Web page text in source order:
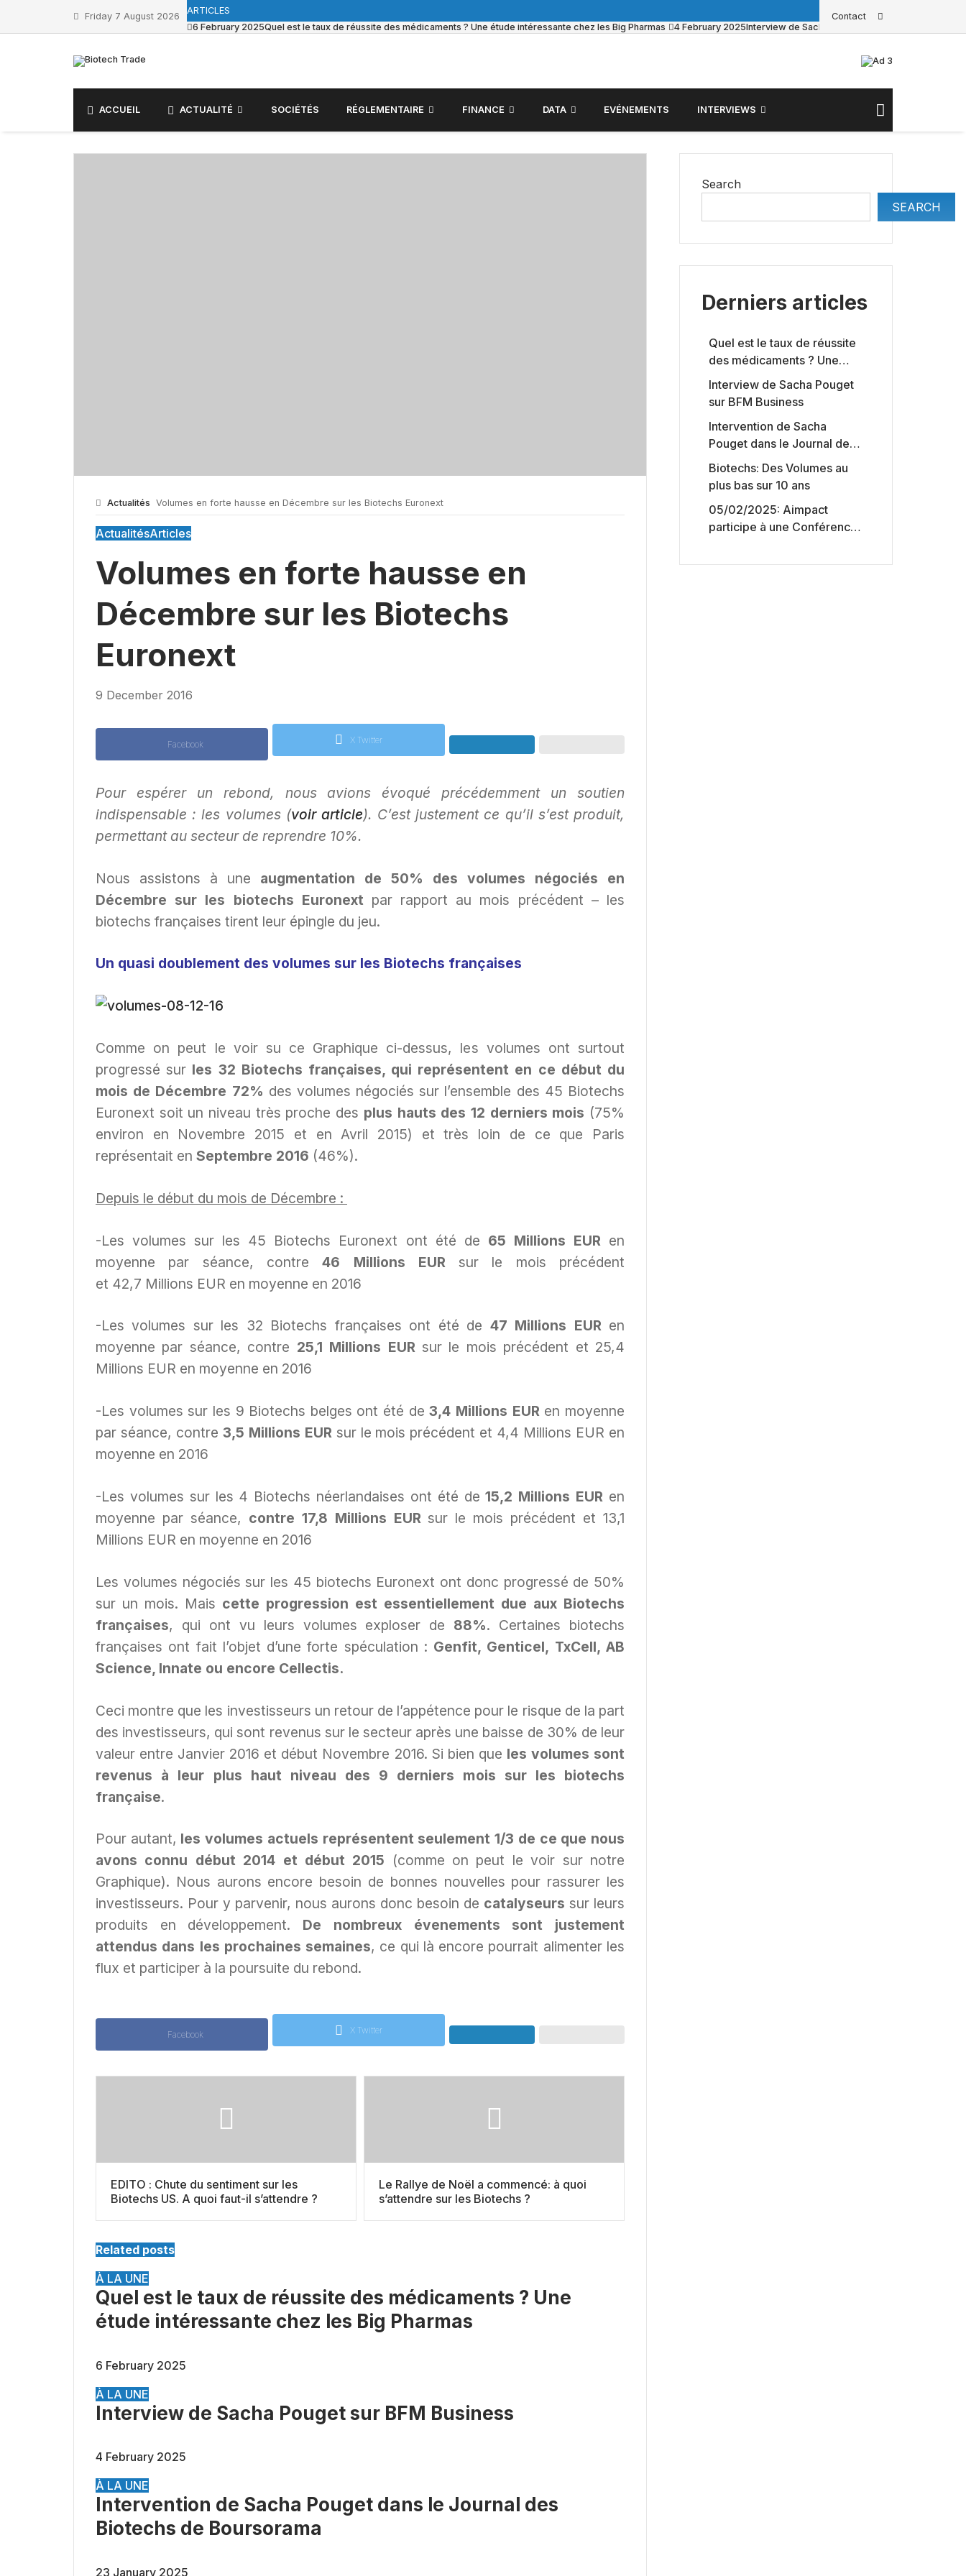
Friday 7 August 2026
ARTICLES
6 February 2025Quel est le taux de réussite des médicaments ? Une étude intéressante chez les Big Pharmas 4 February 2025Interview de Sacha Pouget sur BFM Business
Contact
ACCUEIL ACTUALITÉ SOCIÉTÉS RÉGLEMENTAIRE FINANCE DATA EVÉNEMENTS INTERVIEWS
Actualités Volumes en forte hausse en Décembre sur les Biotechs Euronext
ActualitésArticles
Volumes en forte hausse en
Décembre sur les Biotechs
Euronext
9 December 2016
Facebook X Twitter
Pour espérer un rebond, nous avions évoqué précédemment un soutien
indispensable : les volumes (voir article). C’est justement ce qu’il s’est produit,
permettant au secteur de reprendre 10%.
Nous assistons à une augmentation de 50% des volumes négociés en
Décembre sur les biotechs Euronext par rapport au mois précédent – les
biotechs françaises tirent leur épingle du jeu.
Un quasi doublement des volumes sur les Biotechs françaises
Comme on peut le voir su ce Graphique ci-dessus, les volumes ont surtout
progressé sur les 32 Biotechs françaises, qui représentent en ce début du
mois de Décembre 72% des volumes négociés sur l’ensemble des 45 Biotechs
Euronext soit un niveau très proche des plus hauts des 12 derniers mois (75%
environ en Novembre 2015 et en Avril 2015) et très loin de ce que Paris
représentait en Septembre 2016 (46%).
Depuis le début du mois de Décembre :
-Les volumes sur les 45 Biotechs Euronext ont été de 65 Millions EUR en
moyenne par séance, contre46 Millions EUR sur le mois précédent
et 42,7 Millions EUR en moyenne en 2016
-Les volumes sur les 32 Biotechs françaises ont été de 47 Millions EURen
moyenne par séance, contre 25,1 Millions EURsur le mois précédent et 25,4
Millions EUR en moyenne en 2016
-Les volumes sur les 9 Biotechs belges ont été de3,4 Millions EURen moyenne
par séance, contre 3,5 Millions EURsur le mois précédent et 4,4 Millions EUR en
moyenne en 2016
-Les volumes sur les 4 Biotechs néerlandaises ont été de15,2 Millions EUR en
moyenne par séance, contre 17,8 Millions EURsur le mois précédent et 13,1
Millions EUR en moyenne en 2016
Les volumes négociés sur les 45 biotechs Euronext ont donc progressé de 50%
sur un mois. Mais cette progression est essentiellement due aux Biotechs
françaises, qui ont vu leurs volumes exploser de 88%. Certaines biotechs
françaises ont fait l’objet d’une forte spéculation : Genfit, Genticel, TxCell, AB
Science, Innate ou encore Cellectis.
Ceci montre que les investisseurs un retour de l’appétence pour le risque de la part
des investisseurs, qui sont revenus sur le secteur après une baisse de 30% de leur
valeur entre Janvier 2016 et début Novembre 2016. Si bien que les volumes sont
revenus à leur plus haut niveau des 9 derniers mois sur les biotechs
française.
Pour autant, les volumes actuels représentent seulement 1/3 de ce que nous
avons connu début 2014 et début 2015 (comme on peut le voir sur notre
Graphique). Nous aurons encore besoin de bonnes nouvelles pour rassurer les
investisseurs. Pour y parvenir, nous aurons donc besoin de catalyseurs sur leurs
produits en développement. De nombreux évenements sont justement
attendus dans les prochaines semaines, ce qui là encore pourrait alimenter les
flux et participer à la poursuite du rebond.
Facebook X Twitter
EDITO : Chute du sentiment sur les
Biotechs US. A quoi faut-il s’attendre ?
Le Rallye de Noël a commencé: à quoi
s’attendre sur les Biotechs ?
Related posts
À LA UNE
Quel est le taux de réussite des médicaments ? Une
étude intéressante chez les Big Pharmas
6 February 2025
À LA UNE
Interview de Sacha Pouget sur BFM Business
4 February 2025
À LA UNE
Intervention de Sacha Pouget dans le Journal des
Biotechs de Boursorama
23 January 2025
Search
SEARCH
Derniers articles
Quel est le taux de réussite
des médicaments ? Une
étude intéressante chez les
Big Pharmas
Interview de Sacha Pouget
sur BFM Business
Intervention de Sacha
Pouget dans le Journal des
Biotechs de Boursorama
Biotechs: Des Volumes au
plus bas sur 10 ans
05/02/2025: Aimpact
participe à une Conférence
capitaux américains,